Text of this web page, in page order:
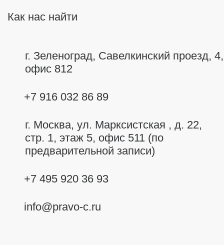
Как нас найти
г. Зеленоград, Савелкинский проезд, 4,
офис 812
+7 916 032 86 89
г. Москва, ул. Марксистская , д. 22,
стр. 1, этаж 5, офис 511 (по
предварительной записи)
+7 495 920 36 93
info@pravo-c.ru